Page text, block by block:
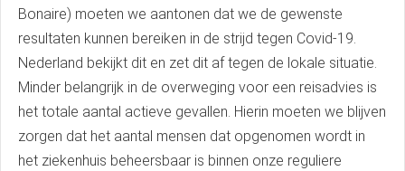
Bonaire) moeten we aantonen dat we de gewenste
resultaten kunnen bereiken in de strijd tegen Covid-19.
Nederland bekijkt dit en zet dit af tegen de lokale situatie.
Minder belangrijk in de overweging voor een reisadvies is
het totale aantal actieve gevallen. Hierin moeten we blijven
zorgen dat het aantal mensen dat opgenomen wordt in
het ziekenhuis beheersbaar is binnen onze reguliere